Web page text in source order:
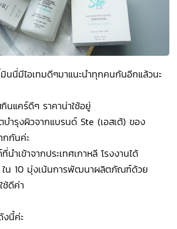
นี่มีไอเทมดีๆมาแนะนำทุกคนกันอีกแล้วนะ
นแคร์ดีๆ ราคาน่าใช้อยู่
ำรุงผิวจากแบรนด์ Ste (เอสเต้) ของ
กันค่ะ
ำเข้าจากประเทศเกาหลี โรงงานได้
ใน 10 มุ่งเน้นการพัฒนาผลิตภัณฑ์ด้วย
ดีค่า
งนี้ค่ะ